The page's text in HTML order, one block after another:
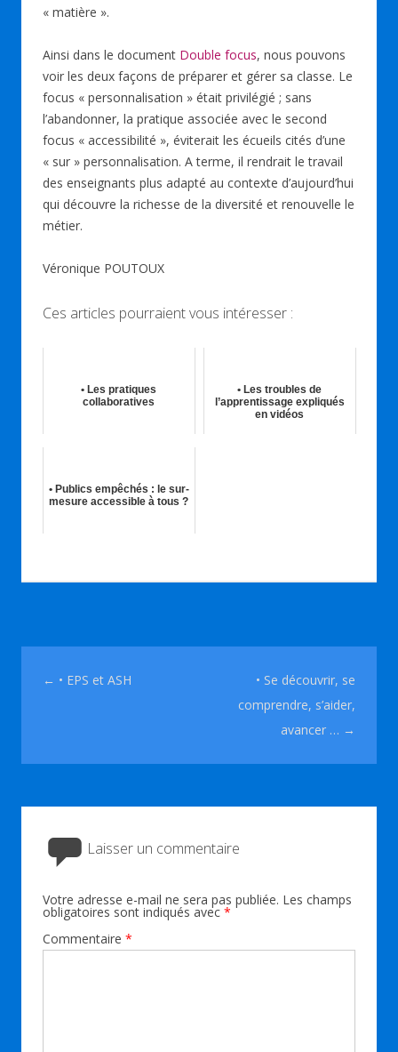
« matière ».
Ainsi dans le document Double focus, nous pouvons
voir les deux façons de préparer et gérer sa classe. Le
focus « personnalisation » était privilégié ; sans
l’abandonner, la pratique associée avec le second
focus « accessibilité », éviterait les écueils cités d’une
« sur » personnalisation. A terme, il rendrait le travail
des enseignants plus adapté au contexte d’aujourd’hui
qui découvre la richesse de la diversité et renouvelle le
métier.
Véronique POUTOUX
Ces articles pourraient vous intéresser :
• Les pratiques
collaboratives
• Les troubles de
l’apprentissage expliqués
en vidéos
• Publics empêchés : le sur-
mesure accessible à tous ?
Navigation des articles
← • EPS et ASH
• Se découvrir, se
comprendre, s’aider,
avancer … →
Laisser un commentaire
Votre adresse e-mail ne sera pas publiée. Les champs
obligatoires sont indiqués avec *
Commentaire *